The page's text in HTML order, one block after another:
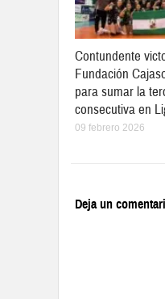
Contundente
Fundación
para sumar la
consecutiva en
09 febrero 2026
Deja un